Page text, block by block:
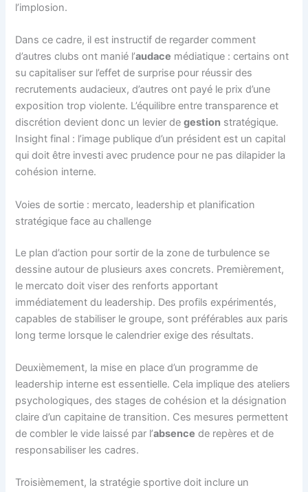
l’implosion.
Dans ce cadre, il est instructif de regarder comment
d’autres clubs ont manié l’audace médiatique : certains ont
su capitaliser sur l’effet de surprise pour réussir des
recrutements audacieux, d’autres ont payé le prix d’une
exposition trop violente. L’équilibre entre transparence et
discrétion devient donc un levier degestion stratégique.
Insight final : l’image publique d’un président est un capital
qui doit être investi avec prudence pour ne pas dilapider la
cohésion interne.
Voies de sortie : mercato, leadership et planification
stratégique face au challenge
Le plan d’action pour sortir de la zone de turbulence se
dessine autour de plusieurs axes concrets. Premièrement,
le mercato doit viser des renforts apportant
immédiatement du leadership. Des profils expérimentés,
capables de stabiliser le groupe, sont préférables aux paris
long terme lorsque le calendrier exige des résultats.
Deuxièmement, la mise en place d’un programme de
leadership interne est essentielle. Cela implique des ateliers
psychologiques, des stages de cohésion et la désignation
claire d’un capitaine de transition. Ces mesures permettent
de combler le vide laissé par l’absence de repères et de
responsabiliser les cadres.
Troisièmement, la stratégie sportive doit inclure un